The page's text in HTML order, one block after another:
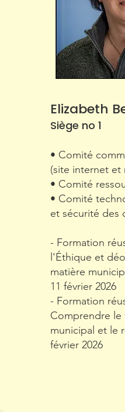
Elizabeth
Siège no 1
• Comité
(site internet et
• Comité
• Comité
et sécurité des
- Formation
l'Éthique et
matière
11 février 2026
- Formation
Comprendre
municipal et le
février 2026